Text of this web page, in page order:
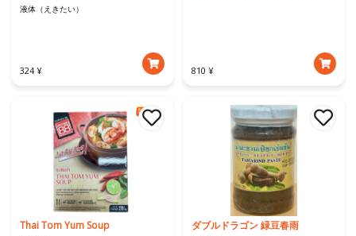
液体（えきたい）
324 ¥ 810 ¥
Thai Tom Yum Soup ダブルドラゴン 緑豆春雨